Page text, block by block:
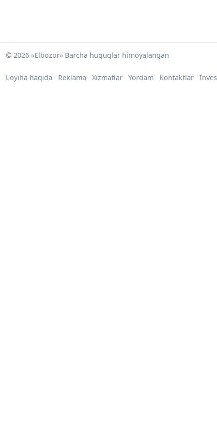
© 2026 «Elbozor» Barcha huquqlar himoyalangan
Loyiha haqida Reklama Xizmatlar Yordam Kontaktlar